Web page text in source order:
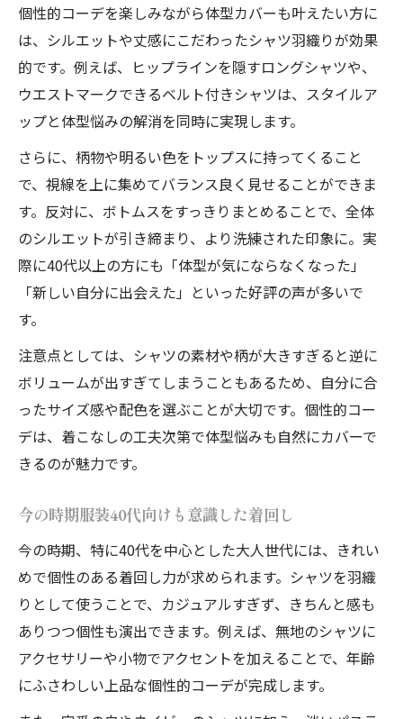
個性的コーデを楽しみながら体型カバーも叶えたい方に
は、シルエットや丈感にこだわったシャツ羽織りが効果
的です。例えば、ヒップラインを隠すロングシャツや、
ウエストマークできるベルト付きシャツは、スタイルア
ップと体型悩みの解消を同時に実現します。
さらに、柄物や明るい色をトップスに持ってくること
で、視線を上に集めてバランス良く見せることができま
す。反対に、ボトムスをすっきりまとめることで、全体
のシルエットが引き締まり、より洗練された印象に。実
際に40代以上の方にも「体型が気にならなくなった」
「新しい自分に出会えた」といった好評の声が多いで
す。
注意点としては、シャツの素材や柄が大きすぎると逆に
ボリュームが出すぎてしまうこともあるため、自分に合
ったサイズ感や配色を選ぶことが大切です。個性的コー
デは、着こなしの工夫次第で体型悩みも自然にカバーで
きるのが魅力です。
今の時期服装40代向けも意識した着回し
今の時期、特に40代を中心とした大人世代には、きれい
めで個性のある着回し力が求められます。シャツを羽織
りとして使うことで、カジュアルすぎず、きちんと感も
ありつつ個性も演出できます。例えば、無地のシャツに
アクセサリーや小物でアクセントを加えることで、年齢
にふさわしい上品な個性的コーデが完成します。